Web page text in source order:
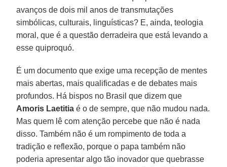
avanços de dois mil anos de transmutações
simbólicas, culturais, linguísticas? E, ainda, teologia
moral, que é a questão derradeira que está levando a
esse quiproquó.
É um documento que exige uma recepção de mentes
mais abertas, mais qualificadas e de debates mais
profundos. Há bispos no Brasil que dizem que
Amoris Laetitia é o de sempre, que não mudou nada.
Mas quem lê com atenção percebe que não é nada
disso. Também não é um rompimento de toda a
tradição e reflexão, porque o papa também não
poderia apresentar algo tão inovador que quebrasse